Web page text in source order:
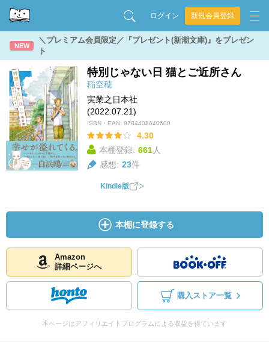
ログイン 新規会員登録
NEW
＼プレミアム会員限定／『プレゼント(新潮文庫)』をプレゼン
ト
特別じゃない日 猫とご近所さん
稲空穂
実業之日本社
(2022.07.21)
ISBN・EAN: 9784408640600
4.30
本棚登録: 661人
感想: 23件
Kindle版
本棚に登録する
Amazon
詳細ページへ
購入ストア一覧
本ページはアフィリエイトプログラムによる収益を得ています